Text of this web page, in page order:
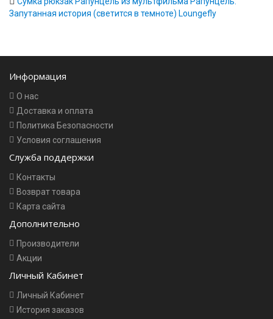
Запутанная история (светится в темноте) Loungefly
Информация
О нас
Доставка и оплата
Политика Безопасности
Условия соглашения
Служба поддержки
Контакты
Возврат товара
Карта сайта
Дополнительно
Производители
Акции
Личный Кабинет
Личный Кабинет
История заказов